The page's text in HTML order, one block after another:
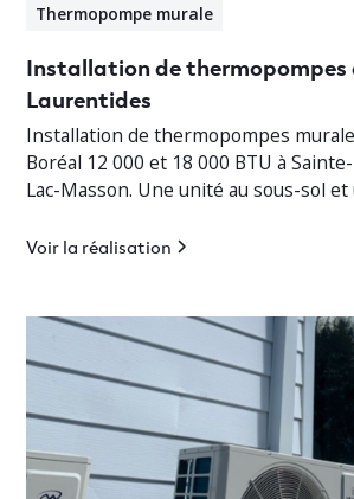
Thermopompe murale
Installation de thermopompes
Laurentides
Installation de thermopompes
Boréal 12 000 et 18 000 BTU à
Lac-Masson. Une unité au sous-sol
Voir la réalisation